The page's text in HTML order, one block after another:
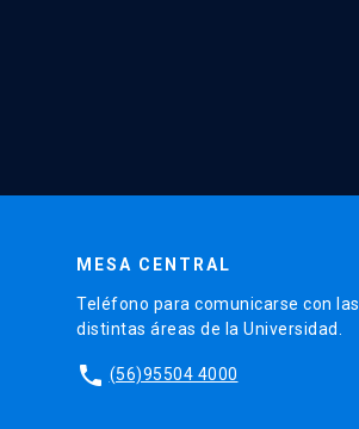
MESA CENTRAL
Teléfono para comunicarse con las
distintas áreas de la Universidad.
phone (56)95504 4000